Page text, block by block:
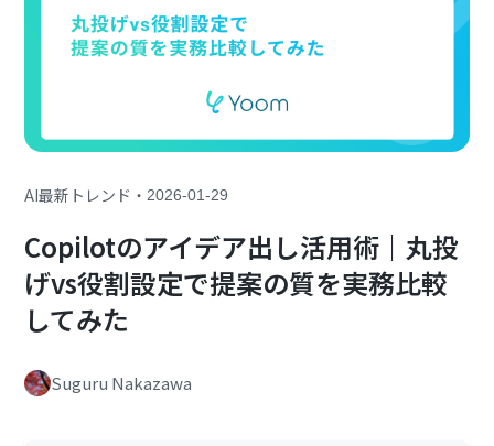
AI最新トレンド ・2026-01-29
Copilotのアイデア出し活用術｜丸投
げvs役割設定で提案の質を実務比較
してみた
Suguru Nakazawa